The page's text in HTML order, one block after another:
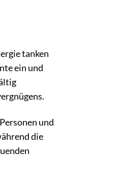
tanken
ein und
und
die